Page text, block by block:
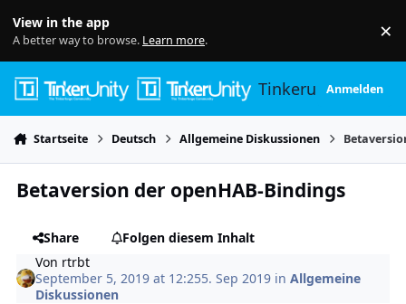
View in the app
A better way to browse. Learn more. ×
TinkerunityAnmelden
Startseite Deutsch Allgemeine Diskussionen
Betaversion der openHAB-Bindings
Share
Folgen diesem Inhalt
Von rtrbt
September 5, 2019 at 12:255. Sep 2019 inAllgemeine
Diskussionen